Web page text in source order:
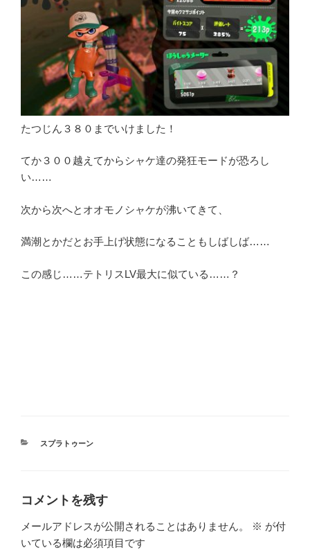
たつじん３８０までいけました！
てか３００越えてからシャケ達の発狂モードが恐ろし
い……
次から次へとオオモノシャケが沸いてきて、
満潮とかだとお手上げ状態になることもしばしば……
この感じ……テトリスLV最大に似ている……？
カ
スプラトゥーン
コメントを残す
メールアドレスが公開されることはありません。 ※ が付
いている欄は必須項目です